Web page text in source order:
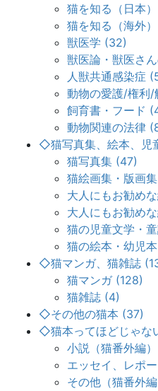
猫を知る（日本
猫を知る（海外
獣医学 (32)
獣医論・獣医さ
人獣共通感染症
動物の愛護/権利/
飼育書・フード
動物関連の法律
◇猫写真集、絵本、児
猫写真集 (47)
猫絵画集・版画
大人にもお勧め
大人にもお勧め
猫の児童文学・
猫の絵本・幼児
◇猫マンガ、猫雑誌
猫マンガ (128)
猫雑誌 (4)
◇その他の猫本 (37)
◇猫本ってほどじゃな
小説（猫番外編
エッセイ、レポ
その他（猫番外